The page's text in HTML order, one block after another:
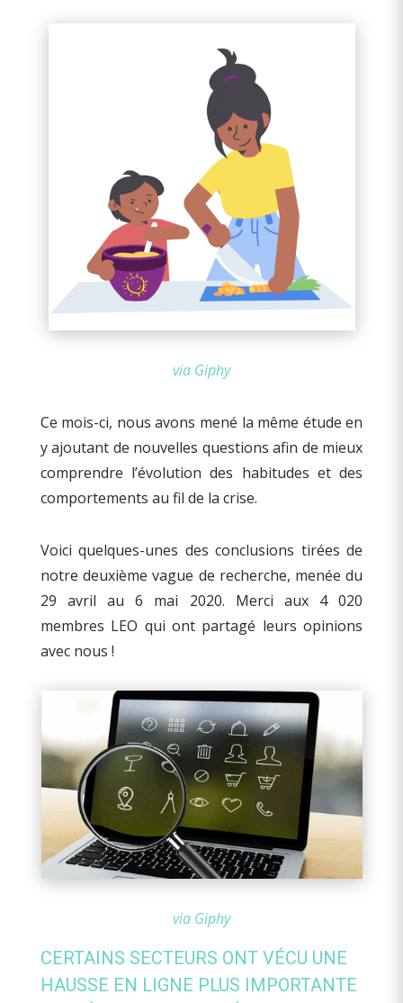
via Giphy
Ce mois-ci, nous avons mené la même étude en
y ajoutant de nouvelles questions afin de mieux
comprendre l’évolution des habitudes et des
comportements au fil de la crise.
Voici quelques-unes des conclusions tirées de
notre deuxième vague de recherche, menée du
29 avril au 6 mai 2020. Merci aux 4 020
membres LEO qui ont partagé leurs opinions
avec nous !
via Giphy
CERTAINS SECTEURS ONT VÉCU UNE
HAUSSE EN LIGNE PLUS IMPORTANTE